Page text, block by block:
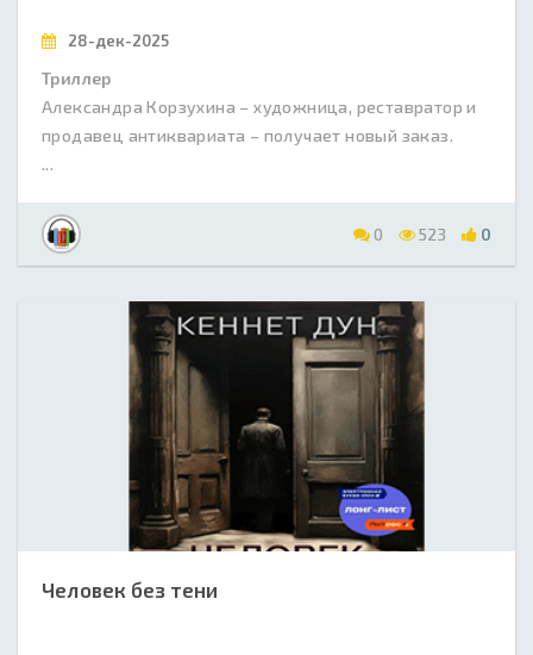
28-дек-2025
Триллер
Александра Корзухина – художница, реставратор и
продавец антиквариата – получает новый заказ.
...
0 523 0
Человек без тени